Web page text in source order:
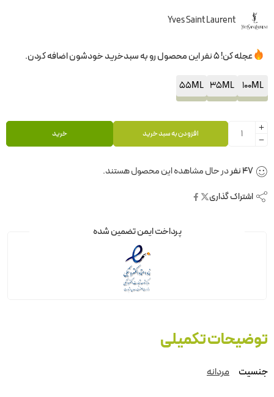
Yves Saint Laurent
عجله کن! 5 نفر این محصول رو به سبدخرید خودشون اضافه کردن.
100ML
35ML
55ML
افزودن به سبد خرید خرید
47نفردر حال مشاهده این محصول هستند.
اشتراک گذاری
پرداخت ایمن تضمین شده
توضیحات تکمیلی
جنسیت مردانه